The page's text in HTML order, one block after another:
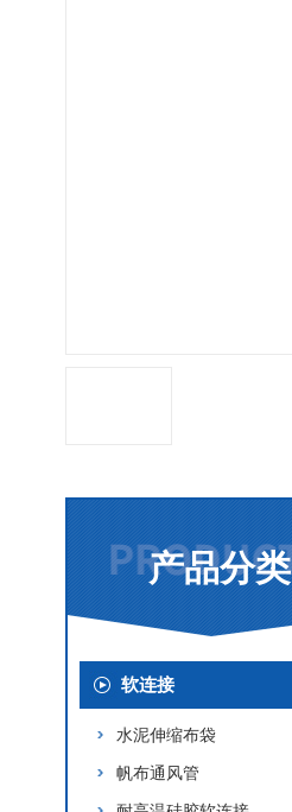
产品分类
软连接
水泥伸缩布袋
帆布通风管